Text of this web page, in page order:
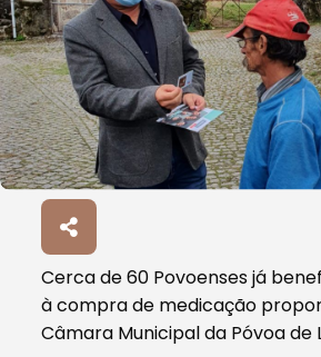
Cerca de 60 Povoenses já
à compra de medicação
Câmara Municipal da Póvoa de